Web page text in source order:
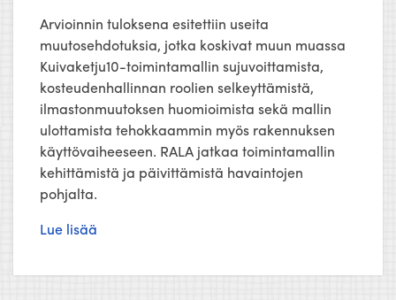
Arvioinnin tuloksena esitettiin useita
muutosehdotuksia, jotka koskivat muun muassa
Kuivaketju10-toimintamallin sujuvoittamista,
kosteudenhallinnan roolien selkeyttämistä,
ilmastonmuutoksen huomioimista sekä mallin
ulottamista tehokkaammin myös rakennuksen
käyttövaiheeseen. RALA jatkaa toimintamallin
kehittämistä ja päivittämistä havaintojen
pohjalta.
Lue lisää